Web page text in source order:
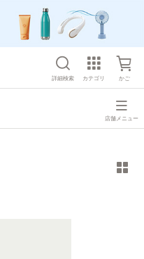
詳細検索 カテゴリ かご
店舗メニュー